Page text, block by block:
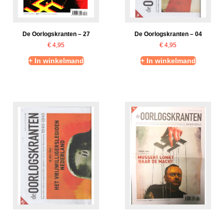
De Oorlogskranten – 27
€ 4,95
+ In winkelmand
De Oorlogskranten – 04
€ 4,95
+ In winkelmand